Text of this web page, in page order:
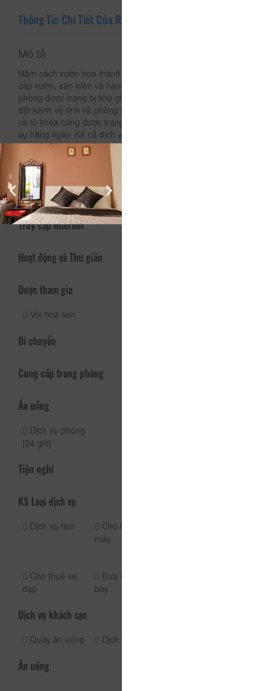
Thông Tin Chi Tiết Của RiBe's House
Mô tả
Nằm cách vườn hoa thành phố 3.1km, Ribe's House cung
cấp vườn, sân hiên và hành lang với WiFi miễn phí. Mọi
phòng được trang bị khu ghế ngồi, TV màn hình phẳng cài
đặt kênh vệ tinh và phòng tắm riêng với mấy sấy tóc. Tủ lạnh
và tủ khóa cũng được trang bị. Bữa sáng kiểu Á được phục
vụ hằng ngày. Kể cả dịch vụ thuê xe đạp và ôt được cung
cấp bởi Ribe's House.
Dịch vụ - Tiện ích
Truy cập Internet
Hoạt động và Thư giãn
Được tham gia
Vòi hoa sen
Di chuyển
Cung cấp trong phòng
Ăn uống
Dịch vụ phòng
[24 giờ]
Tiện nghi
KS Loại dịch vụ
Dịch vụ taxi
Cho thuê xe
máy
Cho thuê xe
đạp
Đưa đón sân
bay
Dịch vụ khách sạn
Quầy ăn uống Dịch vụ giặt ủi
Ăn uống